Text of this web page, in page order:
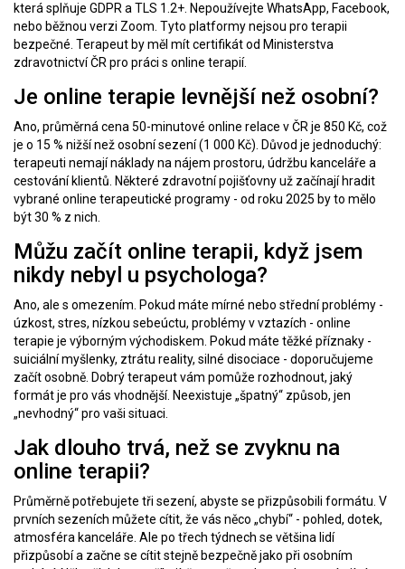
která splňuje GDPR a TLS 1.2+. Nepoužívejte WhatsApp, Facebook,
nebo běžnou verzi Zoom. Tyto platformy nejsou pro terapii
bezpečné. Terapeut by měl mít certifikát od Ministerstva
zdravotnictví ČR pro práci s online terapií.
Je online terapie levnější než osobní?
Ano, průměrná cena 50-minutové online relace v ČR je 850 Kč, což
je o 15 % nižší než osobní sezení (1 000 Kč). Důvod je jednoduchý:
terapeuti nemají náklady na nájem prostoru, údržbu kanceláře a
cestování klientů. Některé zdravotní pojišťovny už začínají hradit
vybrané online terapeutické programy - od roku 2025 by to mělo
být 30 % z nich.
Můžu začít online terapii, když jsem
nikdy nebyl u psychologa?
Ano, ale s omezením. Pokud máte mírné nebo střední problémy -
úzkost, stres, nízkou sebeúctu, problémy v vztazích - online
terapie je výborným východiskem. Pokud máte těžké příznaky -
suiciální myšlenky, ztrátu reality, silné disociace - doporučujeme
začít osobně. Dobrý terapeut vám pomůže rozhodnout, jaký
formát je pro vás vhodnější. Neexistuje „špatný“ způsob, jen
„nevhodný“ pro vaši situaci.
Jak dlouho trvá, než se zvyknu na
online terapii?
Průměrně potřebujete tři sezení, abyste se přizpůsobili formátu. V
prvních sezeních můžete cítit, že vás něco „chybí“ - pohled, dotek,
atmosféra kanceláře. Ale po třech týdnech se většina lidí
přizpůsobí a začne se cítit stejně bezpečně jako při osobním